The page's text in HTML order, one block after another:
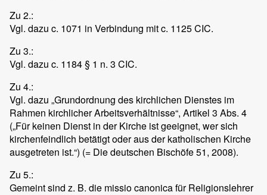
Zu 2.:
Vgl. dazu c. 1071 in Verbindung mit c. 1125 CIC.
Zu 3.:
Vgl. dazu c. 1184 § 1 n. 3 CIC.
Zu 4.:
Vgl. dazu „Grundordnung des kirchlichen Dienstes im
Rahmen kirchlicher Arbeitsverhältnisse“, Artikel 3 Abs. 4
(„Für keinen Dienst in der Kirche ist geeignet, wer sich
kirchenfeindlich betätigt oder aus der katholischen Kirche
ausgetreten ist.“) (= Die deutschen Bischöfe 51, 2008).
Zu 5.:
Gemeint sind z. B. die missio canonica für Religionslehrer